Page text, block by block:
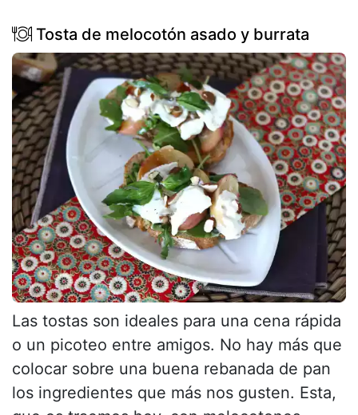
Tosta de melocotón asado y burrata
Las tostas son ideales para una cena rápida
o un picoteo entre amigos. No hay más que
colocar sobre una buena rebanada de pan
los ingredientes que más nos gusten. Esta,